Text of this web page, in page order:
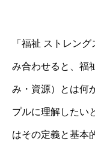
「福祉 ストレン
み合わせると、福
み・資源）とは何
プルに理解したい
はその定義と基本